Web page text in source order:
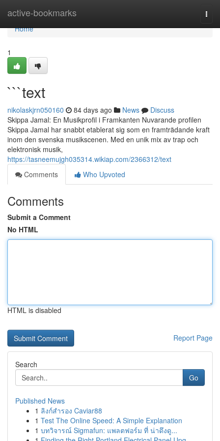
active-bookmarks
Home
Home
1
```text
nikolaskjrn050160 84 days ago News
Discuss
Skippa Jamal: En Musikprofil i Framkanten Nuvarande profilen
Skippa Jamal har snabbt etablerat sig som en framträdande kraft
inom den svenska musikscenen. Med en unik mix av trap och
elektronisk musik,
https://tasneemujgh035314.wikiap.com/2366312/text
Comments
Who Upvoted
Comments
Submit a Comment
No HTML
HTML is disabled
Report Page
Search
Go
Published News
1 ลิงก์สำรอง Caviar88
1 Test The Online Speed: A Simple Explanation
1 บทวิจารณ์ Sigmafun: แพลตฟอร์ม ที่ น่าดึงดู...